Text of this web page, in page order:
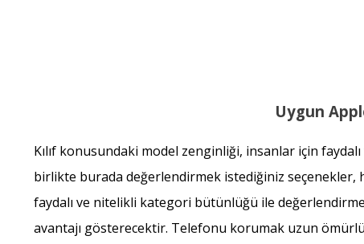
Uygun
Kılıf konusundaki model zenginliği, insanlar için
birlikte burada değerlendirmek istediğiniz seçenekler,
faydalı ve nitelikli kategori bütünlüğü ile
avantajı gösterecektir. Telefonu korumak uzun